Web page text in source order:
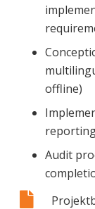
offline)
Audit